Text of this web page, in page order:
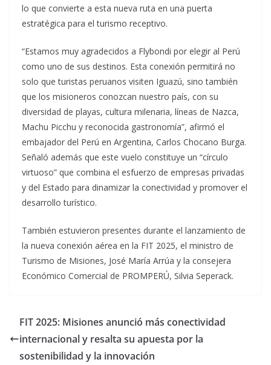
lo que convierte a esta nueva ruta en una puerta
estratégica para el turismo receptivo.
“Estamos muy agradecidos a Flybondi por elegir al Perú
como uno de sus destinos. Esta conexión permitirá no
solo que turistas peruanos visiten Iguazú, sino también
que los misioneros conozcan nuestro país, con su
diversidad de playas, cultura milenaria, líneas de Nazca,
Machu Picchu y reconocida gastronomía”, afirmó el
embajador del Perú en Argentina, Carlos Chocano Burga.
Señaló además que este vuelo constituye un “círculo
virtuoso” que combina el esfuerzo de empresas privadas
y del Estado para dinamizar la conectividad y promover el
desarrollo turístico.
También estuvieron presentes durante el lanzamiento de
la nueva conexión aérea en la FIT 2025, el ministro de
Turismo de Misiones, José María Arrúa y la consejera
Económico Comercial de PROMPERÚ, Silvia Seperack.
FIT 2025: Misiones anunció más conectividad
internacional y resalta su apuesta por la
sostenibilidad y la innovación